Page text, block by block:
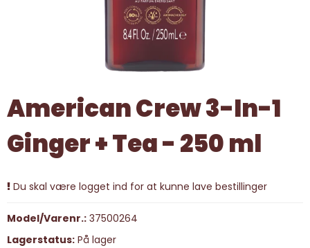
American Crew 3-In-1
Ginger + Tea - 250 ml
Du skal være logget ind for at kunne lave bestillinger
Model/Varenr.: 37500264
Lagerstatus: På lager